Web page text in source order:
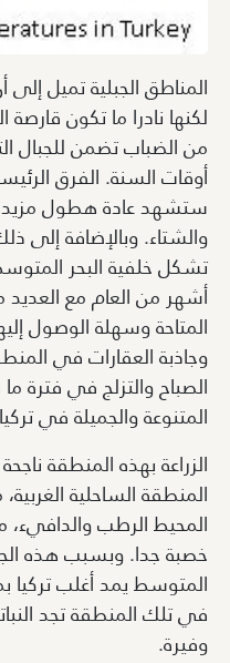
المناطق الجبلية تميل
لكنها نادرا ما تكون قارصة
من الضباب تضمن للجبال
أوقات السنة. الفرق
ستشهد عادة هطول مزيد
والشتاء. وبالإضافة
أشهر من العام مع العديد
المتاحة وسهلة الوصول
وجاذبة العقارات في
الصباح والتزلج في فترة
المتنوعة والجميلة في
الزراعة بهذه المنطقة
المنطقة الساحلية
المحيط الرطب والدافيء،
خصبة جدا. وبسبب هذه
المتوسط يمد أغلب تركيا
في تلك المنطقة تجد
وفيرة.